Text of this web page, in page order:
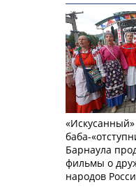
баба-
Барнаула
фильмы о
народов